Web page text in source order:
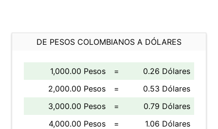
DE PESOS COLOMBIANOS A DÓLARES
1,000.00 Pesos =
0.26 Dólares
2,000.00 Pesos
=
0.53 Dólares
3,000.00 Pesos
=
0.79 Dólares
4,000.00 Pesos
=
1.06 Dólares